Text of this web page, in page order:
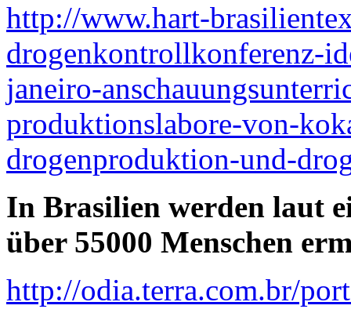
http://www.hart-
drogenkontrollkonferenz-
janeiro-
produktionslabore-von-
drogenproduktion-und-
In Brasilien werden laut
über 55000 Menschen
http://odia.terra.com.br/